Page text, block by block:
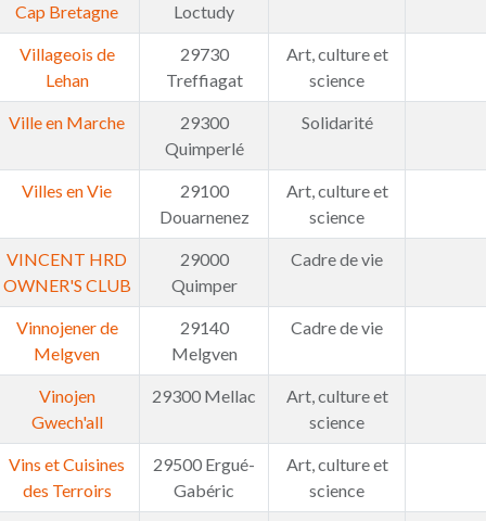
Cap Bretagne
Loctudy
Villageois de
Lehan
29730
Treffiagat
Art, culture et
science
Ville en Marche
29300
Quimperlé
Solidarité
Villes en Vie
29100
Douarnenez
Art, culture et
science
VINCENT HRD
OWNER'S CLUB
29000
Quimper
Cadre de vie
Vinnojener de
Melgven
29140
Melgven
Cadre de vie
Vinojen
Gwech'all
29300 Mellac
Art, culture et
science
Vins et Cuisines
des Terroirs
29500 Ergué-
Gabéric
Art, culture et
science